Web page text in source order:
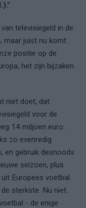
televisiegeld in de
maar juist nu komt
positie op de
het zijn bijzaken
niet doet, dat
voor de
14 miljoen euro.
zo evenredig
en gebruik desnoods
seizoen, plus
Europees voetbal.
sterkste. Nu niet.
- de enige